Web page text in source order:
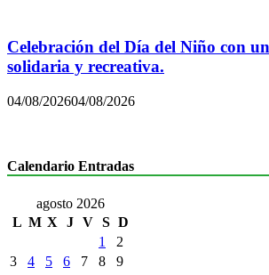
Celebración del Día del Niño con
solidaria y recreativa.
04/08/202604/08/2026
Calendario Entradas
agosto 2026
L M X J V S D
1
2
3
4 5 6 7 8
9